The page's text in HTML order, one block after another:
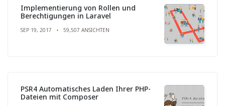
Implementierung von Rollen und
Berechtigungen in Laravel
SEP 19, 2017 59,507 ANSICHTEN
PSR4 Automatisches Laden Ihrer PHP-
Dateien mit Composer